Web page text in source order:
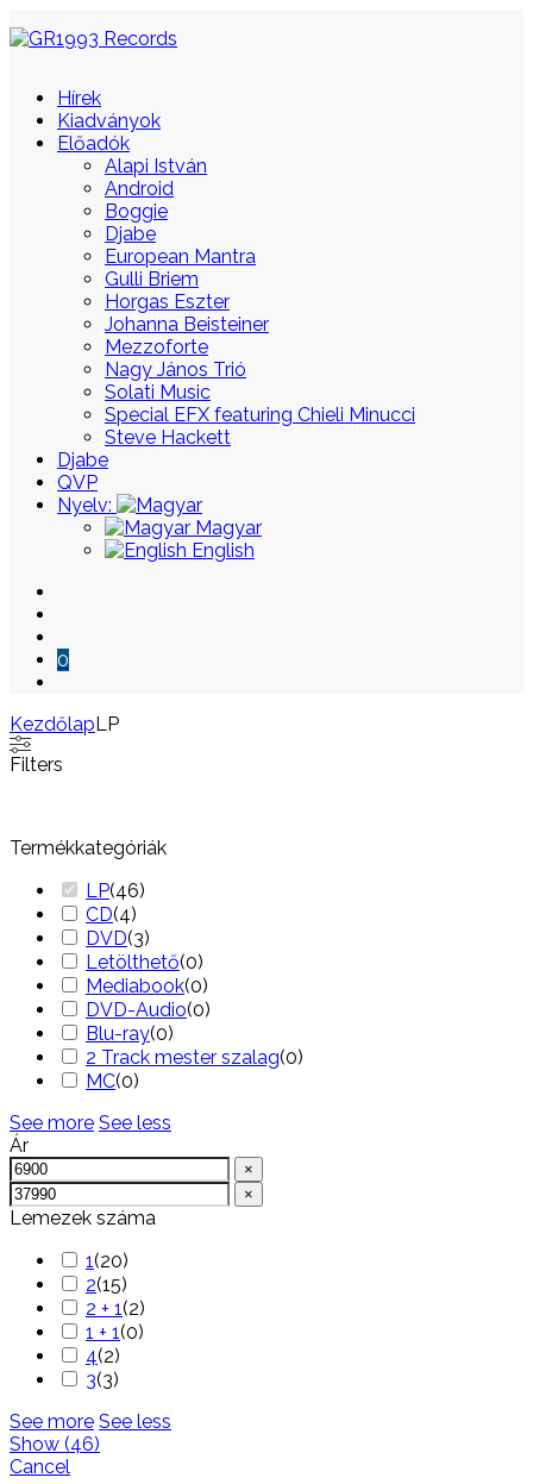
Hírek
Kiadványok
Előadók
Alapi István
Android
Boggie
Djabe
European Mantra
Gulli Briem
Horgas Eszter
Johanna Beisteiner
Mezzoforte
Nagy János Trió
Solati Music
Special EFX featuring Chieli Minucci
Steve Hackett
Djabe
QVP
Nyelv:
Magyar
English
0
KezdőlapLP
Skip
to
Filters
Termékkategóriák
LP(46)
CD(4)
DVD(3)
Letölthető(0)
Mediabook(0)
DVD-Audio(0)
Blu-ray(0)
2 Track mester szalag(0)
MC(0)
See more See less
Ár
×
×
Lemezek száma
1(20)
2(15)
2 + 1(2)
1 + 1(0)
4(2)
3(3)
See more See less
Show (46)
Cancel